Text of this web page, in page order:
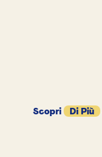
Scopri Di Più